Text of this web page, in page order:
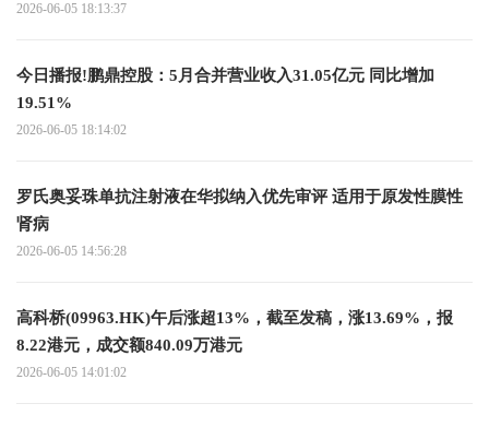
2026-06-05 18:13:37
今日播报!鹏鼎控股：5月合并营业收入31.05亿元 同比增加
19.51%
2026-06-05 18:14:02
罗氏奥妥珠单抗注射液在华拟纳入优先审评 适用于原发性膜性
肾病
2026-06-05 14:56:28
高科桥(09963.HK)午后涨超13%，截至发稿，涨13.69%，报
8.22港元，成交额840.09万港元
2026-06-05 14:01:02